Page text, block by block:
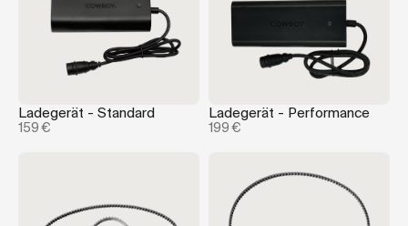
Ladegerät - Standard
159 €
Ladegerät - Performance
199 €